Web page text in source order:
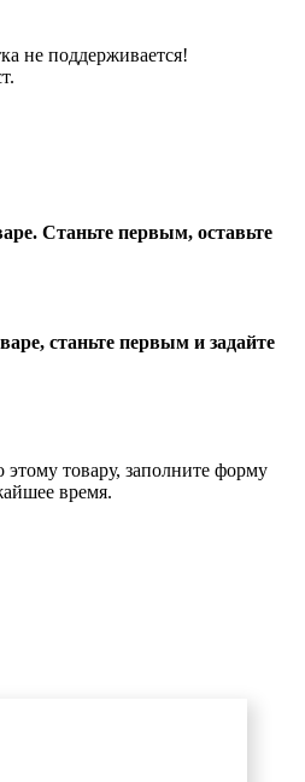
не поддерживается!
Станьте первым, оставьте
станьте первым и задайте
товару, заполните форму
время.